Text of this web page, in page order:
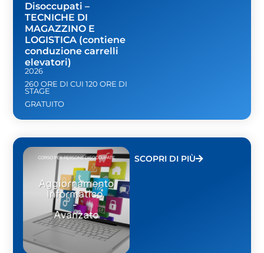
Disoccupati –
TECNICHE DI
MAGAZZINO E
LOGISTICA (contiene
conduzione carrelli
elevatori)
2026
260 ORE DI CUI 120 ORE DI
STAGE
GRATUITO
SCOPRI DI PIÙ